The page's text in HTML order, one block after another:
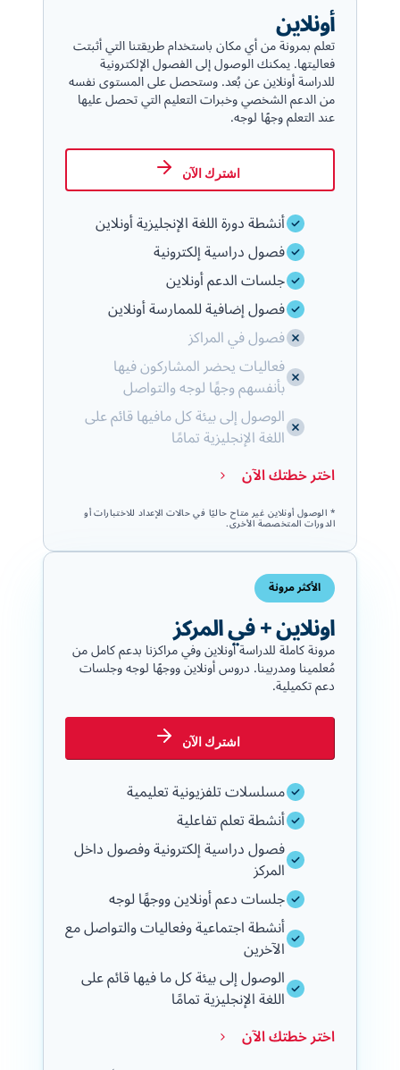
أونلاين
تعلم بمرونة من أي مكان باستخدام طريقتنا التي أثبتت
فعاليتها. يمكنك الوصول إلى الفصول الإلكترونية
للدراسة أونلاين عن بُعد. وستحصل على المستوى نفسه
من الدعم الشخصي وخبرات التعليم التي تحصل عليها
عند التعلم وجهًا لوجه.
اشترك الآن
أنشطة دورة اللغة الإنجليزية أونلاين
فصول دراسية إلكترونية
جلسات الدعم أونلاين
فصول إضافية للممارسة أونلاين
فصول في المراكز
فعاليات يحضر المشاركون فيها
بأنفسهم وجهًا لوجه والتواصل
الوصول إلى بيئة كل مافيها قائم على
اللغة الإنجليزية تمامًا
اختر خطتك الآن
* الوصول أونلاين غير متاح حاليًا في حالات الإعداد للاختبارات أو
الدورات المتخصصة الأخرى.
الأكثر مرونة
اونلاين + في المركز
مرونة كاملة للدراسة أونلاين وفي مراكزنا بدعم كامل من
مُعلمينا ومدربينا. دروس أونلاين ووجهًا لوجه وجلسات
دعم تكميلية.
اشترك الآن
مسلسلات تلفزيونية تعليمية
أنشطة تعلم تفاعلية
فصول دراسية إلكترونية وفصول داخل
المركز
جلسات دعم أونلاين ووجهًا لوجه
أنشطة اجتماعية وفعاليات والتواصل مع
الآخرين
الوصول إلى بيئة كل ما فيها قائم على
اللغة الإنجليزية تمامًا
اختر خطتك الآن